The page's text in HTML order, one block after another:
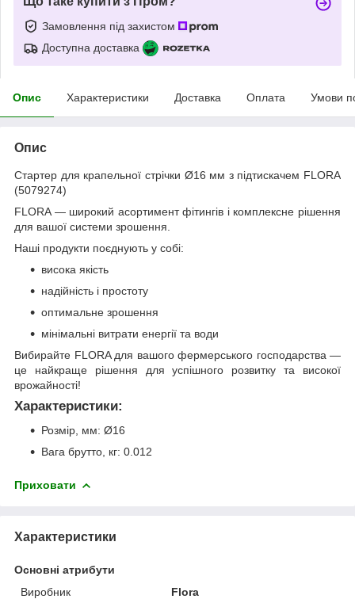
Замовлення під захистом
Доступна доставка
Опис Характеристики Доставка Оплата Умови
Опис
Стартер для крапельної стрічки Ø16 мм з підтискачем FLORA
(5079274)
FLORA — широкий асортимент фітингів і комплексне рішення
для вашої системи зрошення.
Наші продукти поєднують у собі:
висока якість
надійність і простоту
оптимальне зрошення
мінімальні витрати енергії та води
Вибирайте FLORA для вашого фермерського господарства —
це найкраще рішення для успішного розвитку та високої
врожайності!
Характеристики:
Розмір, мм: Ø16
Вага брутто, кг: 0.012
Приховати
Характеристики
Основні атрибути
Виробник
Flora